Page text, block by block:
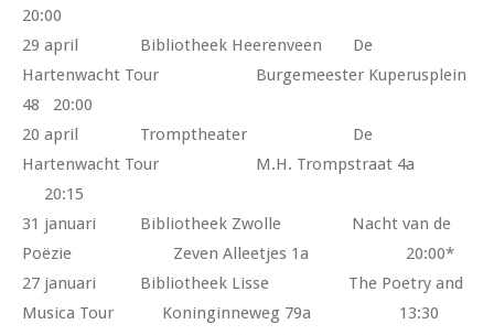
20:00
29 april Bibliotheek Heerenveen De
Hartenwacht Tour Burgemeester Kuperusplein
48 20:00
20 april Tromptheater De
Hartenwacht Tour M.H. Trompstraat 4a
20:15
31 januari Bibliotheek Zwolle Nacht van de
Poëzie Zeven Alleetjes 1a 20:00*
27 januari Bibliotheek Lisse The Poetry and
Musica Tour Koninginneweg 79a 13:30